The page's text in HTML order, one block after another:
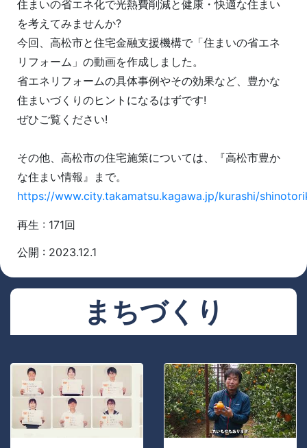
住まいの省エネ化で光熱費削減と健康・快適な住まい
を考えてみませんか?
今回、高松市と住宅金融支援機構で「住まいの省エネ
リフォーム」の動画を作成しました。
省エネリフォームの具体事例やその効果など、豊かな
住まいづくりのヒントになるはずです!
ぜひご覧ください!
その他、高松市の住宅施策については、『高松市豊か
な住まい情報』まで。
https://www.city.takamatsu.kagawa.jp/kurashi/
再生 : 171回
公開 : 2023.12.1
まちづくり